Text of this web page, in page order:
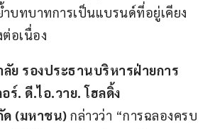
ำบทบาทการเป็นแบรนด์ที่อยู่เคียง
อเนื่อง
ย รองประธานบริหารฝ่ายการ
ร์. ดี.ไอ.วาย. โฮลดิ้ง
ด (มหาชน) กล่าวว่า “การฉลองครบ